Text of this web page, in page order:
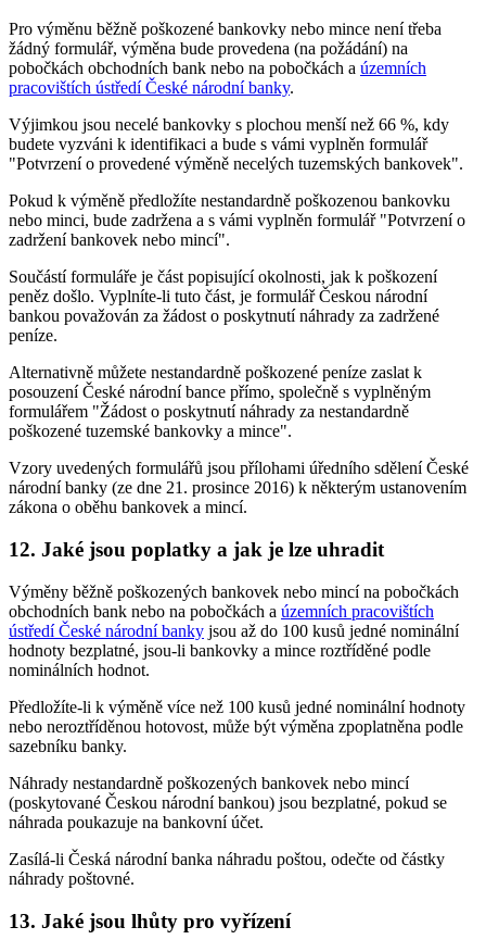
Pro výměnu běžně poškozené bankovky nebo mince není třeba
žádný formulář, výměna bude provedena (na požádání) na
pobočkách obchodních bank nebo na pobočkách a územních
pracovištích ústředí České národní banky.
Výjimkou jsou necelé bankovky s plochou menší než 66 %, kdy
budete vyzváni k identifikaci a bude s vámi vyplněn formulář
"Potvrzení o provedené výměně necelých tuzemských bankovek".
Pokud k výměně předložíte nestandardně poškozenou bankovku
nebo minci, bude zadržena a s vámi vyplněn formulář "Potvrzení o
zadržení bankovek nebo mincí".
Součástí formuláře je část popisující okolnosti, jak k poškození
peněz došlo. Vyplníte-li tuto část, je formulář Českou národní
bankou považován za žádost o poskytnutí náhrady za zadržené
peníze.
Alternativně můžete nestandardně poškozené peníze zaslat k
posouzení České národní bance přímo, společně s vyplněným
formulářem "Žádost o poskytnutí náhrady za nestandardně
poškozené tuzemské bankovky a mince".
Vzory uvedených formulářů jsou přílohami úředního sdělení České
národní banky (ze dne 21. prosince 2016) k některým ustanovením
zákona o oběhu bankovek a mincí.
12. Jaké jsou poplatky a jak je lze uhradit
Výměny běžně poškozených bankovek nebo mincí na pobočkách
obchodních bank nebo na pobočkách a územních pracovištích
ústředí České národní banky jsou až do 100 kusů jedné nominální
hodnoty bezplatné, jsou-li bankovky a mince roztříděné podle
nominálních hodnot.
Předložíte-li k výměně více než 100 kusů jedné nominální hodnoty
nebo neroztříděnou hotovost, může být výměna zpoplatněna podle
sazebníku banky.
Náhrady nestandardně poškozených bankovek nebo mincí
(poskytované Českou národní bankou) jsou bezplatné, pokud se
náhrada poukazuje na bankovní účet.
Zasílá-li Česká národní banka náhradu poštou, odečte od částky
náhrady poštovné.
13. Jaké jsou lhůty pro vyřízení